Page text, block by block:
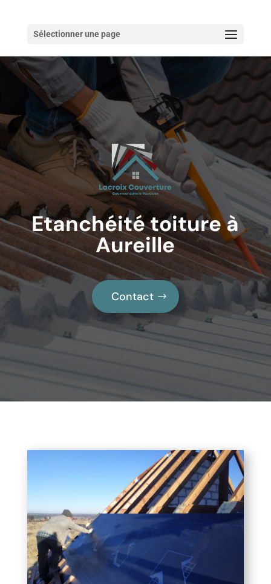
Sélectionner une page
Etanchéité toiture à
Aureille
Contact